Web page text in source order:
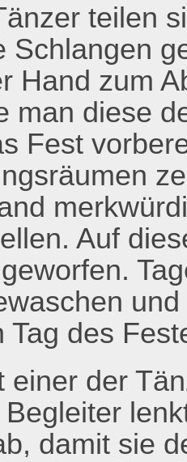
teilen
Schlangen
Hand zum
man diese
Fest
Auf
Tag des
einer der
damit sie